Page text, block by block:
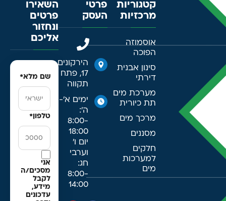
קטגוריות
מרכזיות
אוסמוזה
הפוכה
סינון אבנית
דירתי
מערכת מים
תת כיורית
מרכך מים
מסננים
חלקים
למערכות
מים
פרטי
העסק
הירקונים
17, פתח
תקווה
ימים א׳-
ה׳:
8:00-
18:00
יום ו׳
וערבי
חג:
8:00-
14:00
השאירו
פרטים
ונחזור
אליכם
שם מלא*
טלפון *
אני
מסכים/ה
לקבל
מידע,
עדכונים